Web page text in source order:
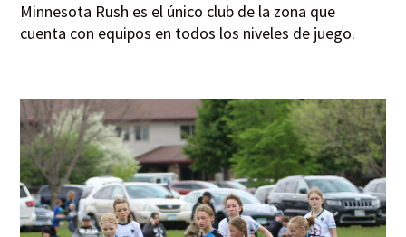
Minnesota Rush es el único club de la zona que
cuenta con equipos en todos los niveles de juego.